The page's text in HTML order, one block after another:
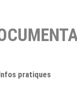
pratiques